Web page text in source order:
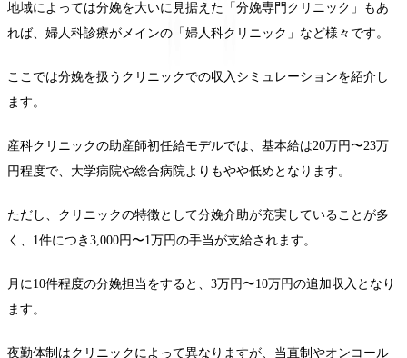
地域によっては分娩を大いに見据えた「分娩専門クリニック」もあ
れば、婦人科診療がメインの「婦人科クリニック」など様々です。
ここでは分娩を扱うクリニックでの収入シミュレーションを紹介し
ます。
産科クリニックの助産師初任給モデルでは、基本給は20万円〜23万
円程度で、大学病院や総合病院よりもやや低めとなります。
ただし、クリニックの特徴として分娩介助が充実していることが多
く、1件につき3,000円〜1万円の手当が支給されます。
月に10件程度の分娩担当をすると、3万円〜10万円の追加収入となり
ます。
夜勤体制はクリニックによって異なりますが、当直制やオンコール